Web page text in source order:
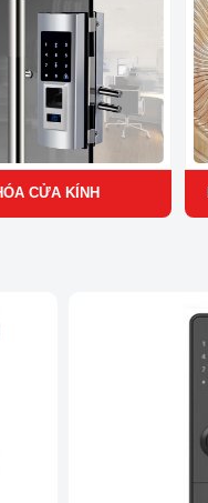
CỬA KÍNH